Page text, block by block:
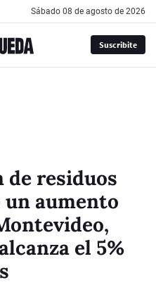
sábado 08 de agosto de 2026
Suscribite
de residuos
aumento
el 5%